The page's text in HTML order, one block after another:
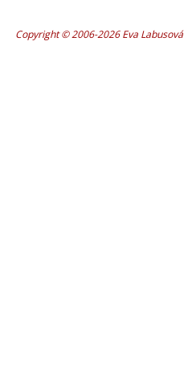
Copyright © 2006-2026 Eva